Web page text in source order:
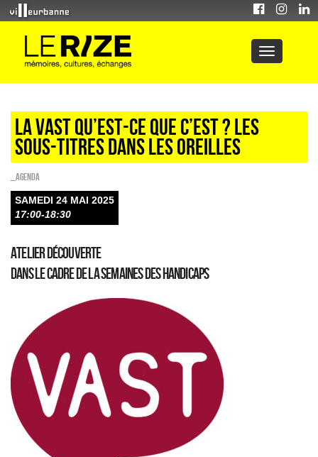
LA VAST QU’EST-CE QUE C’EST ? Les
sous-titres dans les oreilles
_Agenda
SAMEDI 24 MAI 2025
17:00-18:30
Atelier découverte
Dans le cadre de la Semaines des handicaps